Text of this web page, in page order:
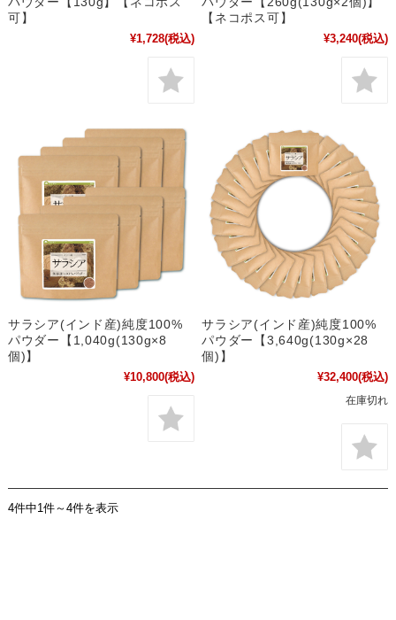
可】
¥1,728(税込)
【ネコポス可】
¥3,240(税込)
サラシア(インド産)純度100%
パウダー【1,040g(130g×8
個)】
¥10,800(税込)
サラシア(インド産)純度100%
パウダー【3,640g(130g×28
個)】
¥32,400(税込)
在庫切れ
4件中1件～4件を表示